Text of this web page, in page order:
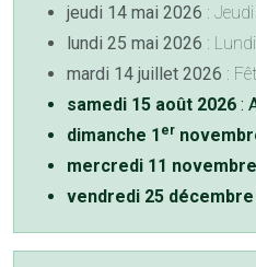
jeudi 14 mai 2026 :
lundi 25 mai 2026 :
mardi 14 juillet 2026 :
samedi 15 août 2026 :
dimanche 1 er
mercredi 11
vendredi 25 décembre